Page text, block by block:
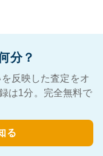
分？
反映した査定をオ
は1分。完全無料で
る